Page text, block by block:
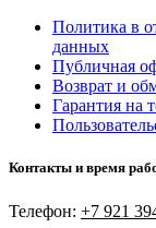
Политика в
данных
Публичная
Возврат и
Гарантия на
Контакты и время
Телефон: +7 921